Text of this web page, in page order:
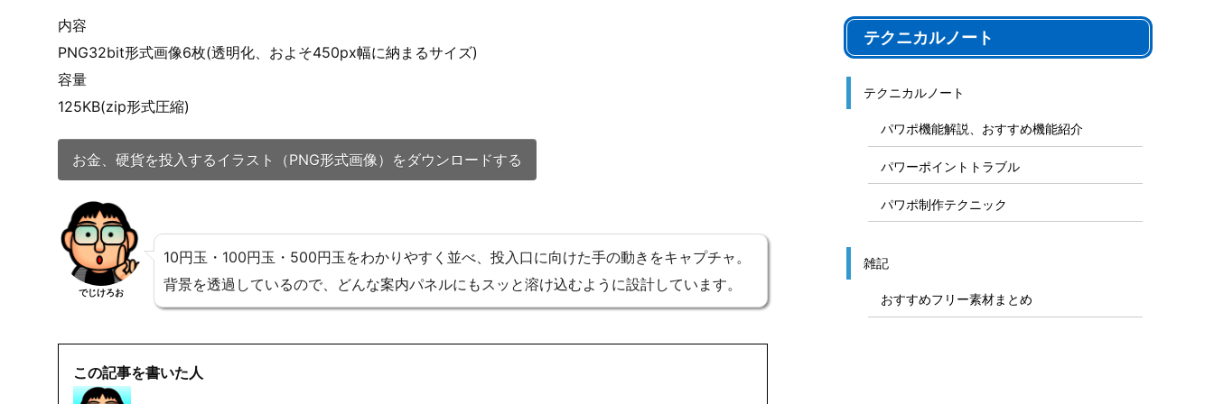
内容
PNG32bit形式画像6枚(透明化、およそ450px幅に納まるサイズ)
容量
125KB(zip形式圧縮)
お金、硬貨を投入するイラスト（PNG形式画像）をダウンロードする
でじけろお
10円玉・100円玉・500円玉をわかりやすく並べ、投入口に向けた手の動きをキャプチャ。
背景を透過しているので、どんな案内パネルにもスッと溶け込むように設計しています。
この記事を書いた人
テクニカルノート
テクニカルノート
パワポ機能解説、おすすめ機能紹介
パワーポイントトラブル
パワポ制作テクニック
雑記
おすすめフリー素材まとめ